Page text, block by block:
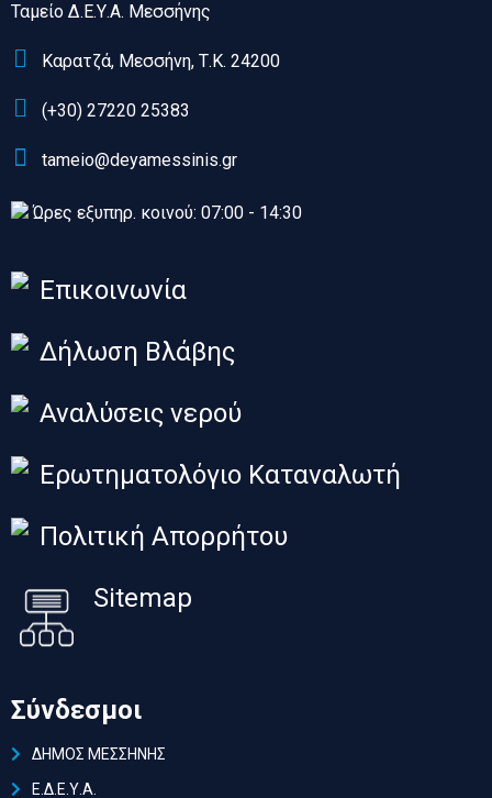
Ταμείο Δ.Ε.Υ.Α. Μεσσήνης
Καρατζά, Μεσσήνη, Τ.Κ. 24200
(+30) 27220 25383
tameio@deyamessinis.gr
Ώρες εξυπηρ. κοινού: 07:00 - 14:30
Επικοινωνία
Δήλωση Βλάβης
Αναλύσεις νερού
Ερωτηματολόγιο Καταναλωτή
Πολιτική Απορρήτου
Sitemap
Σύνδεσμοι
ΔΗΜΟΣ ΜΕΣΣΗΝΗΣ
Ε.Δ.Ε.Υ.Α.